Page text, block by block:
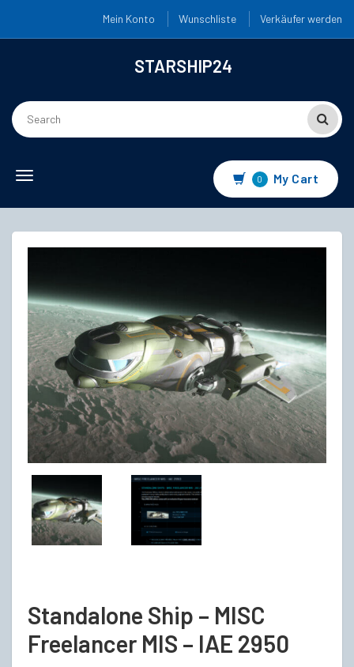
Mein Konto Wunschliste Verkäufer werden
STARSHIP24
Toggle
0 My Cart
Standalone Ship – MISC
Freelancer MIS – IAE 2950